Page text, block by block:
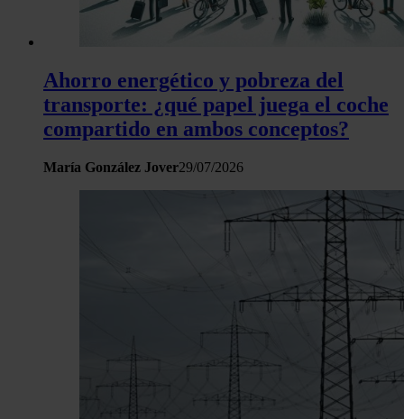
Ahorro energético y pobreza del
transporte: ¿qué papel juega el coche
compartido en ambos conceptos?
María González Jover29/07/2026